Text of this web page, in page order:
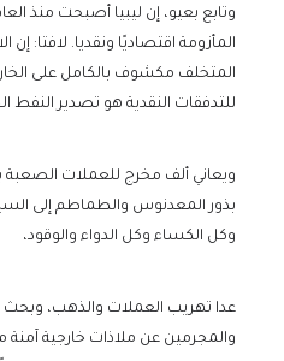
المأزومة اقتصاديًا ونقديا. لافتا: إن
المتخلف مكشوف بالكامل على
للتدفقات النقدية هو تصدير النفط
ويعاني ألف مخرج للعملات الصعبة
بذور المعدنوس والطماطم إلى
وكل الكساء وكل الدواء والوقود،
عدا تهريب العملات والذهب، وبحث
والمجرمين عن ملاذات خارجية آمنة